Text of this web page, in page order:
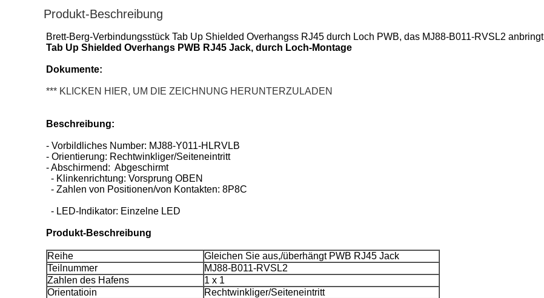
Produkt-Beschreibung
Brett-Berg-Verbindungsstück Tab Up Shielded Overhangss RJ45 durch Loch PWB, das MJ88-B011-RVSL2 anbringt
Tab Up Shielded Overhangs PWB RJ45 Jack, durch Loch-Montage
Dokumente:
*** KLICKEN HIER, UM DIE ZEICHNUNG HERUNTERZULADEN
Beschreibung:
- Vorbildliches Number: MJ88-Y011-HLRVLB
- Orientierung: Rechtwinkliger/Seiteneintritt
- Abschirmend: Abgeschirmt
- Klinkenrichtung: Vorsprung OBEN
- Zahlen von Positionen/von Kontakten: 8P8C
- LED-Indikator: Einzelne LED
Produkt-Beschreibung
Reihe
Gleichen Sie aus,/überhängt PWB RJ45 Jack
Teilnummer
MJ88-B011-RVSL2
Zahlen des Hafens
1 x 1
Orientatioin
Rechtwinkliger/Seiteneintritt